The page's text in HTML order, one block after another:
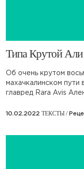
​Типа Крутой Али
Об очень крутом
махачкалинском пути
главред Rara Avis
10.02.2022 ТЕКСТЫ /